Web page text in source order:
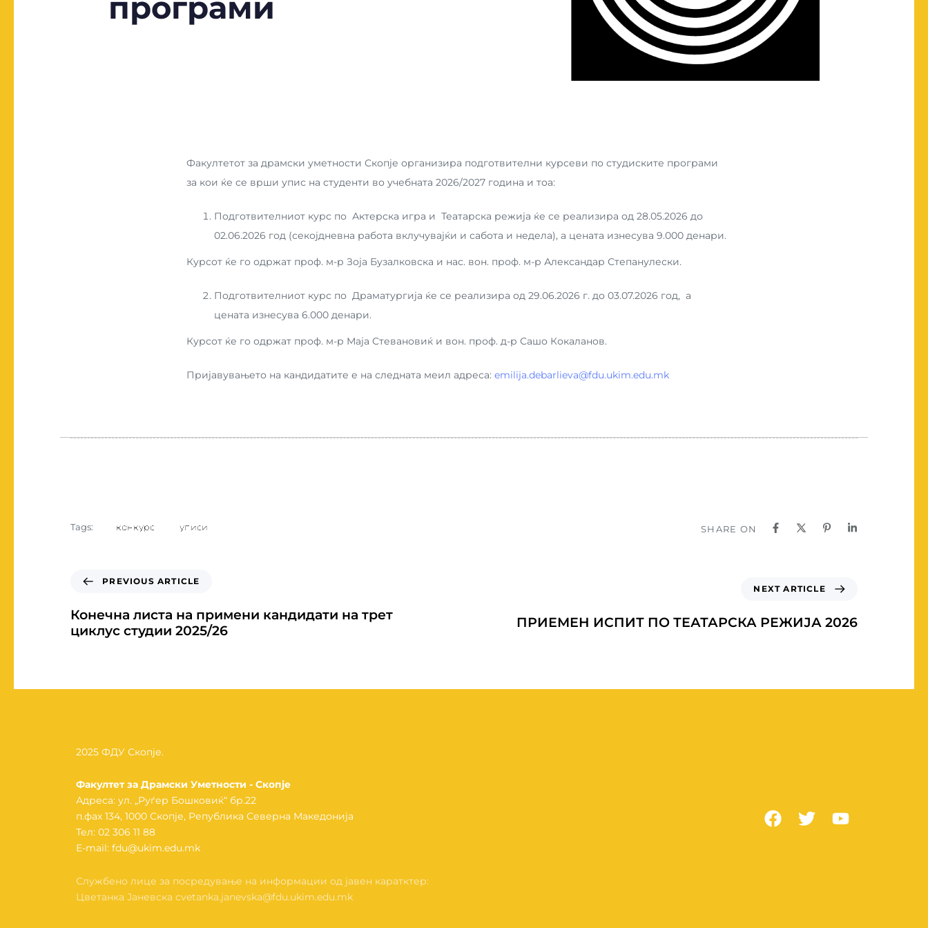
Факултетот за драмски уметности Скопје организира подготвителни курсеви по студиските програми
за кои ќе се врши упис на студенти во учебната 2026/2027 година и тоа:
Подготвителниот курс по Актерска игра и Театарска режија ќе се реализира од 28.05.2026 до
02.06.2026 год (секојдневна работа вклучувајќи и сабота и недела), а цената изнесува 9.000 денари.
Курсот ќе го одржат проф. м-р Зоја Бузалковска и нас. вон. проф. м-р Александар Степанулески.
Подготвителниот курс по Драматургија ќе се реализира од 29.06.2026 г. до 03.07.2026 год, а
цената изнесува 6.000 денари.
Курсот ќе го одржат проф. м-р Маја Стевановиќ и вон. проф. д-р Сашо Кокаланов.
Пријавувањето на кандидатите е на следната меил адреса: emilija.debarlieva@fdu.ukim.edu.mk
Tags: конкурс уписи SHARE ON
PREVIOUS ARTICLE
Конечна листа на примени кандидати на трет
циклус студии 2025/26
NEXT ARTICLE
ПРИЕМЕН ИСПИТ ПО ТЕАТАРСКА РЕЖИЈА 2026
2025 ФДУ Скопје.
Факултет за Драмски Уметности - Скопје
Адреса: ул. „Руѓер Бошковиќ“ бр.22
п.фах 134, 1000 Скопје, Република Северна Македонија
Тел: 02 306 11 88
Е-mail: fdu@ukim.edu.mk
Службено лице за посредување на информации од јавен каратктер:
Цветанка Јаневска cvetanka.janevska@fdu.ukim.edu.mk